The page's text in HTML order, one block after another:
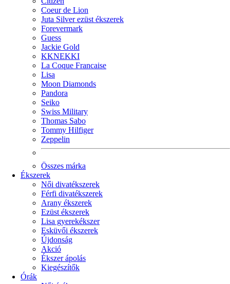
Coeur de Lion
Juta Silver ezüst ékszerek
Forevermark
Guess
Jackie Gold
KKNEKKI
La Coque Francaise
Lisa
Moon Diamonds
Pandora
Seiko
Swiss Military
Thomas Sabo
Tommy Hilfiger
Zeppelin
Összes márka
Ékszerek
Női divatékszerek
Férfi divatékszerek
Arany ékszerek
Ezüst ékszerek
Lisa gyerekékszer
Esküvői ékszerek
Újdonság
Akció
Ékszer ápolás
Kiegészítők
Órák